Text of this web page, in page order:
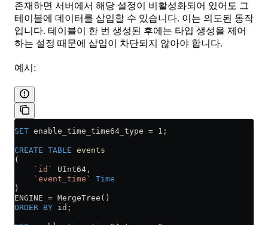
존재하면 서버에서 해당 설정이 비활성화되어 있어도 그
테이블에 데이터를 삽입할 수 있습니다. 이는 의도된 동작
입니다. 테이블이 한 번 생성된 후에는 타입 생성을 제어
하는 설정 때문에 삽입이 차단되지 않아야 합니다.
예시:
SET enable_time_time64_type = 1 ;
CREATE TABLE events
(
    `id`
UInt64,
    `event_time`
Time
)
ENGINE = MergeTree()
ORDER BY id;